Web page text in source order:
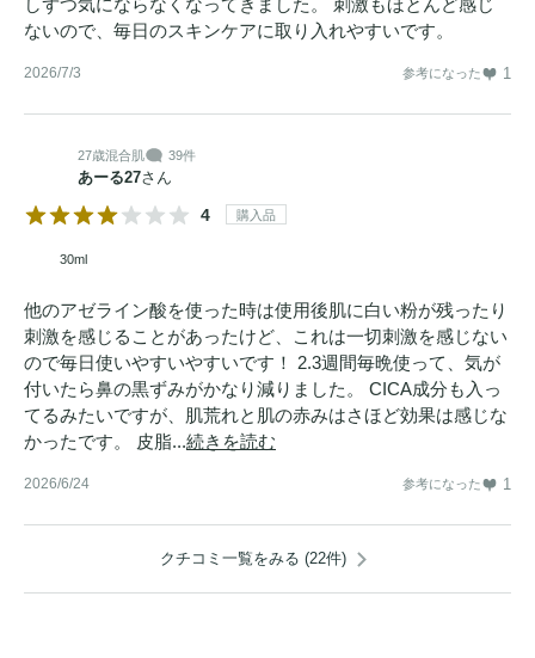
ないので、毎日のスキンケアに取り入れやすいです。
2026/7/3 参考になった 1
27歳混合肌 39件
あーる27さん
4 購入品
30ml
他のアゼライン酸を使った時は使用後肌に白い粉が残ったり
刺激を感じることがあったけど、これは一切刺激を感じない
ので毎日使いやすいやすいです！ 2.3週間毎晩使って、気が
付いたら鼻の黒ずみがかなり減りました。 CICA成分も入っ
てるみたいですが、肌荒れと肌の赤みはさほど効果は感じな
かったです。 皮脂...続きを読む
2026/6/24 参考になった 1
クチコミ一覧をみる (22件)